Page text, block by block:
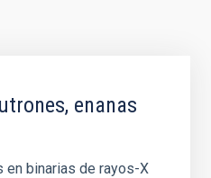
enanas
en binarias de rayos-X